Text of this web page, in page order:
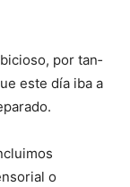
por tan­
este día iba a
o